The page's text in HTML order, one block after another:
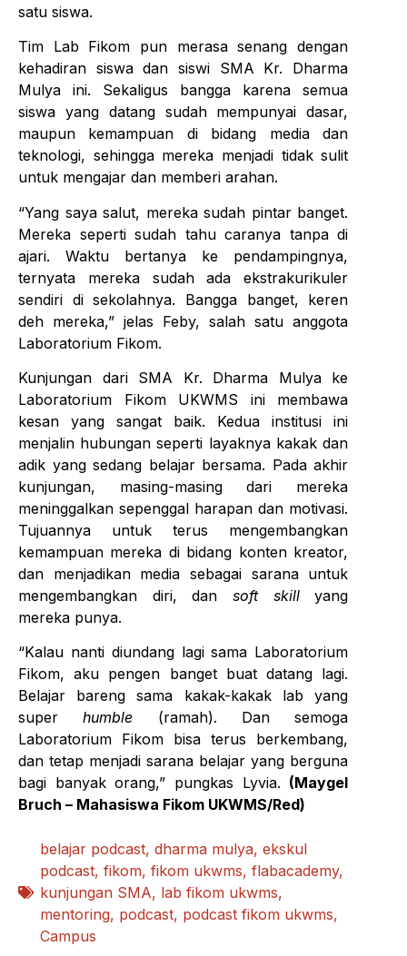
satu siswa.
Tim Lab Fikom pun merasa senang dengan
kehadiran siswa dan siswi SMA Kr. Dharma
Mulya ini. Sekaligus bangga karena semua
siswa yang datang sudah mempunyai dasar,
maupun kemampuan di bidang media dan
teknologi, sehingga mereka menjadi tidak sulit
untuk mengajar dan memberi arahan.
“Yang saya salut, mereka sudah pintar banget.
Mereka seperti sudah tahu caranya tanpa di
ajari. Waktu bertanya ke pendampingnya,
ternyata mereka sudah ada ekstrakurikuler
sendiri di sekolahnya. Bangga banget, keren
deh mereka,” jelas Feby, salah satu anggota
Laboratorium Fikom.
Kunjungan dari SMA Kr. Dharma Mulya ke
Laboratorium Fikom UKWMS ini membawa
kesan yang sangat baik. Kedua institusi ini
menjalin hubungan seperti layaknya kakak dan
adik yang sedang belajar bersama. Pada akhir
kunjungan, masing-masing dari mereka
meninggalkan sepenggal harapan dan motivasi.
Tujuannya untuk terus mengembangkan
kemampuan mereka di bidang konten kreator,
dan menjadikan media sebagai sarana untuk
mengembangkan diri, dan soft skillyang
mereka punya.
“Kalau nanti diundang lagi sama Laboratorium
Fikom, aku pengen banget buat datang lagi.
Belajar bareng sama kakak-kakak lab yang
superhumble (ramah). Dan semoga
Laboratorium Fikom bisa terus berkembang,
dan tetap menjadi sarana belajar yang berguna
bagi banyak orang,” pungkas Lyvia. (Maygel
Bruch – Mahasiswa Fikom UKWMS/Red)
belajar podcast, dharma mulya, ekskul
podcast, fikom, fikom ukwms, flabacademy,
kunjungan SMA, lab fikom ukwms,
mentoring, podcast, podcast fikom ukwms,
Campus